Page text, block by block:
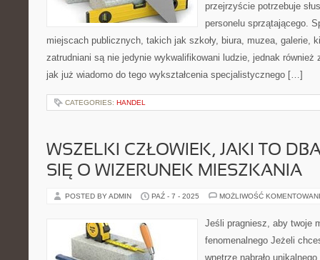
przejrzyście potrzebuje
personelu sprzątającego.
miejscach publicznych, takich jak szkoły, biura, muzea, galerie,
zatrudniani są nie jedynie wykwalifikowani ludzie, jednak również
jak już wiadomo do tego wykształcenia specjalistycznego […]
CATEGORIES: HANDEL
WSZELKI CZŁOWIEK, JAKI TO
SIĘ O WIZERUNEK MIESZKANIA
POSTED BY ADMIN PAŹ - 7 - 2025 MOŻLIWOŚĆ
Jeśli pragniesz, aby twoje
fenomenalnego Jeżeli
wnętrze nabrało